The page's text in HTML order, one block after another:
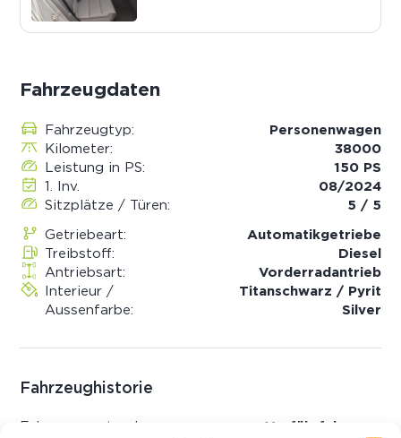
Fahrzeugdaten
Fahrzeugtyp:
Personenwagen
Kilometer:
38000
Leistung in PS:
150 PS
1. Inv.
08/2024
Sitzplätze / Türen:
5 / 5
Getriebeart:
Automatik­getriebe
Treibstoff:
Diesel
Antriebsart:
Vorderradantrieb
Interieur /
Aussenfarbe:
Titanschwarz / Pyrit
Silver
Fahrzeughistorie
Fahrzeugzustand:
Vorführfahrzeug